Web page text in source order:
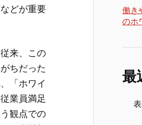
どが重要
来、この
ちだった
「ホワイ
業員満足
観点での
働き
のホ
最